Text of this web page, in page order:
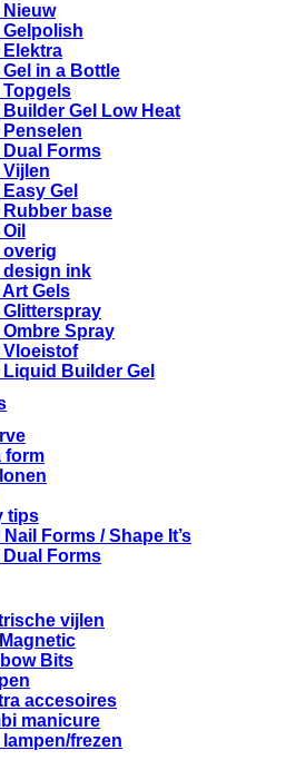
Nieuw
Gelpolish
Elektra
Gel in a Bottle
Topgels
Builder Gel Low Heat
Penselen
Dual Forms
Vijlen
Gel
Rubber base
overig
design ink
Art Gels
Glitterspray
Ombre Spray
Vloeistof
Liquid Builder Gel
form
tips
Nail Forms / Shape It’s
Dual Forms
vijlen
Bits
accesoires
manicure
lampen/frezen